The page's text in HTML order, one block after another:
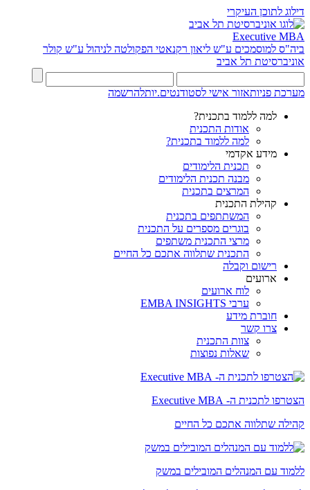
דילוג לתוכן העיקרי
Executive MBA
ביה"ס למוסמכים ע"ש ליאון רקנאטי הפקולטה לניהול ע"ש קולר
אוניברסיטת תל אביב
מערכת פניותאזור אישי לסטודנטים.יותלהרשמה
למה ללמוד בתכנית?
אודות התכנית
למה ללמוד בתכנית?
מידע אקדמי
תכנית הלימודים
מבנה תכנית הלימודים
המרצים בתכנית
קהילת התכנית
המשתתפים בתכנית
בוגרים מספרים על התכנית
מרצי התכנית משתפים
התכנית שתלווה אתכם כל החיים
רישום וקבלה
ארועים
לוח ארועים
ערבי EMBA INSIGHTS
חוברת מידע
צרו קשר
צוות התכנית
שאלות נפוצות
הצטרפו לתכנית ה- Executive MBA
קהילה שתלווה אתכם כל החיים
ללמוד עם המנהלים המובילים במשק